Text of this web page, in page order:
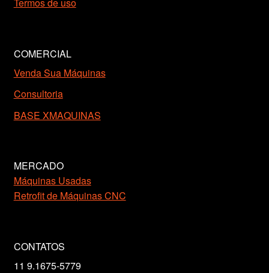
Termos de uso
COMERCIAL
Venda Sua Máquinas
Consultoria
BASE XMAQUINAS
MERCADO
Máquinas Usadas
Retrofit de Máquinas CNC
CONTATOS
11 9.1675-5779